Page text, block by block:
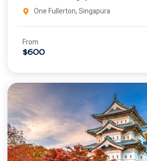
One Fullerton, Singapura
From
$600